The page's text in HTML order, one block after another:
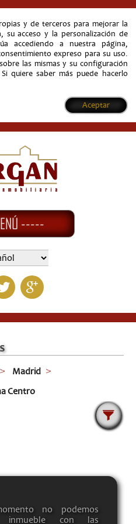
y de terceros para mejorar la
su acceso y la personalización de
accediendo a nuestra página,
expreso para su uso.
las mismas y su configuración
quiere saber más puede hacerlo
Aceptar
Madrid
Centro
no podemos
inmueble con las